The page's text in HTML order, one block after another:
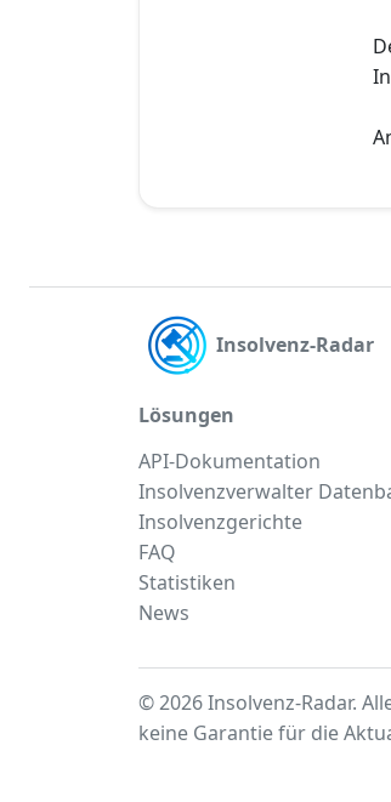
Insolvenz-Radar
Lösungen
API-Dokumentation
Insolvenzverwalter
Insolvenzgerichte
FAQ
Statistiken
News
© 2026 Insolvenz-Radar.
keine Garantie für die